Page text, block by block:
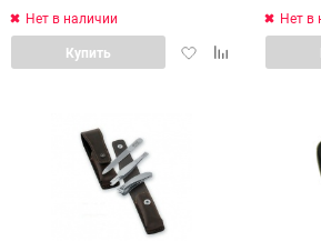
Нет в наличии
ДобавитьДобавить
Купить
Нет в